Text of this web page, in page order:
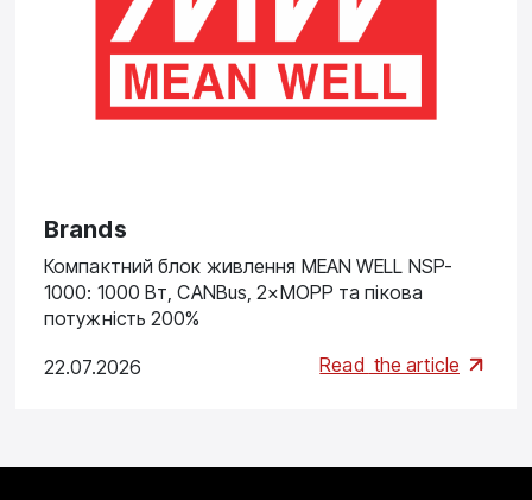
Brands
Компактний блок живлення MEAN WELL NSP-
1000: 1000 Вт, CANBus, 2×MOPP та пікова
потужність 200%
22.07.2026 Read the article